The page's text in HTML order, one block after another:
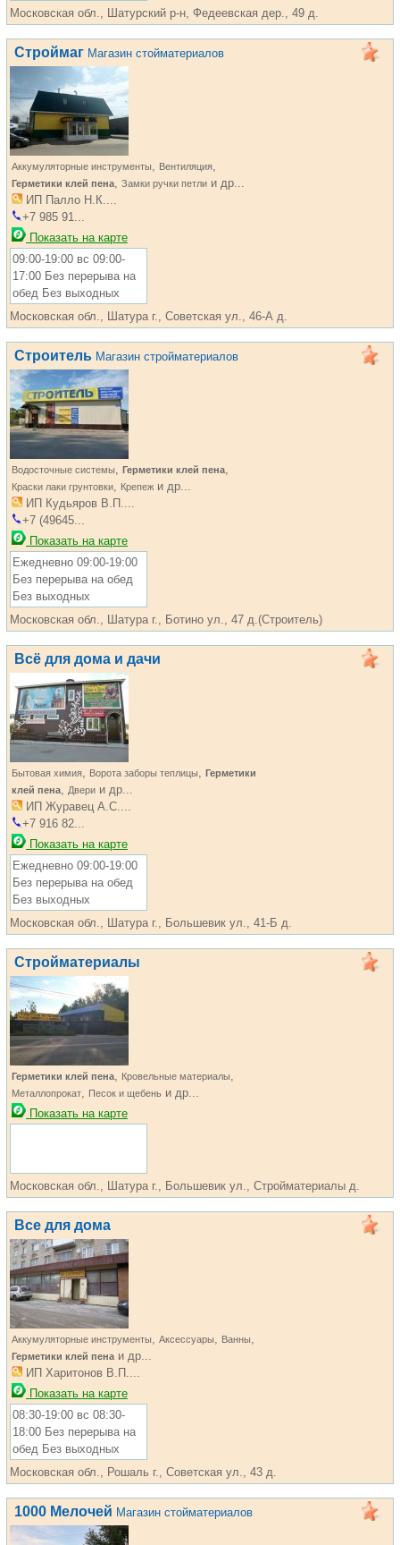
Московская обл., Шатурский р-н, Федеевская дер., 49 д.
Строймаг Магазин стойматериалов
Аккумуляторные инструменты, Вентиляция,
Герметики клей пена, Замки ручки петли и др...
ИП Палло Н.К....
+7 985 91...
Показать на карте
09:00-19:00 вс 09:00-
17:00 Без перерыва на
обед Без выходных
Московская обл., Шатура г., Советская ул., 46-А д.
Строитель Магазин стройматериалов
Водосточные системы, Герметики клей пена,
Краски лаки грунтовки, Крепеж и др...
ИП Кудьяров В.П....
+7 (49645...
Показать на карте
Ежедневно 09:00-19:00
Без перерыва на обед
Без выходных
Московская обл., Шатура г., Ботино ул., 47 д.(Строитель)
Всё для дома и дачи
Бытовая химия, Ворота заборы теплицы, Герметики
клей пена, Двери и др...
ИП Журавец А.С....
+7 916 82...
Показать на карте
Ежедневно 09:00-19:00
Без перерыва на обед
Без выходных
Московская обл., Шатура г., Большевик ул., 41-Б д.
Стройматериалы
Герметики клей пена, Кровельные материалы,
Металлопрокат, Песок и щебень и др...
Показать на карте
Московская обл., Шатура г., Большевик ул., Стройматериалы д.
Все для дома
Аккумуляторные инструменты, Аксессуары, Ванны,
Герметики клей пенаи др...
ИП Харитонов В.П....
Показать на карте
08:30-19:00 вс 08:30-
18:00 Без перерыва на
обед Без выходных
Московская обл., Рошаль г., Советская ул., 43 д.
1000 Мелочей Магазин стойматериалов